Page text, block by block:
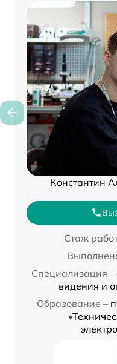
Константин
Стаж
Специализация –
видения и
Образование –